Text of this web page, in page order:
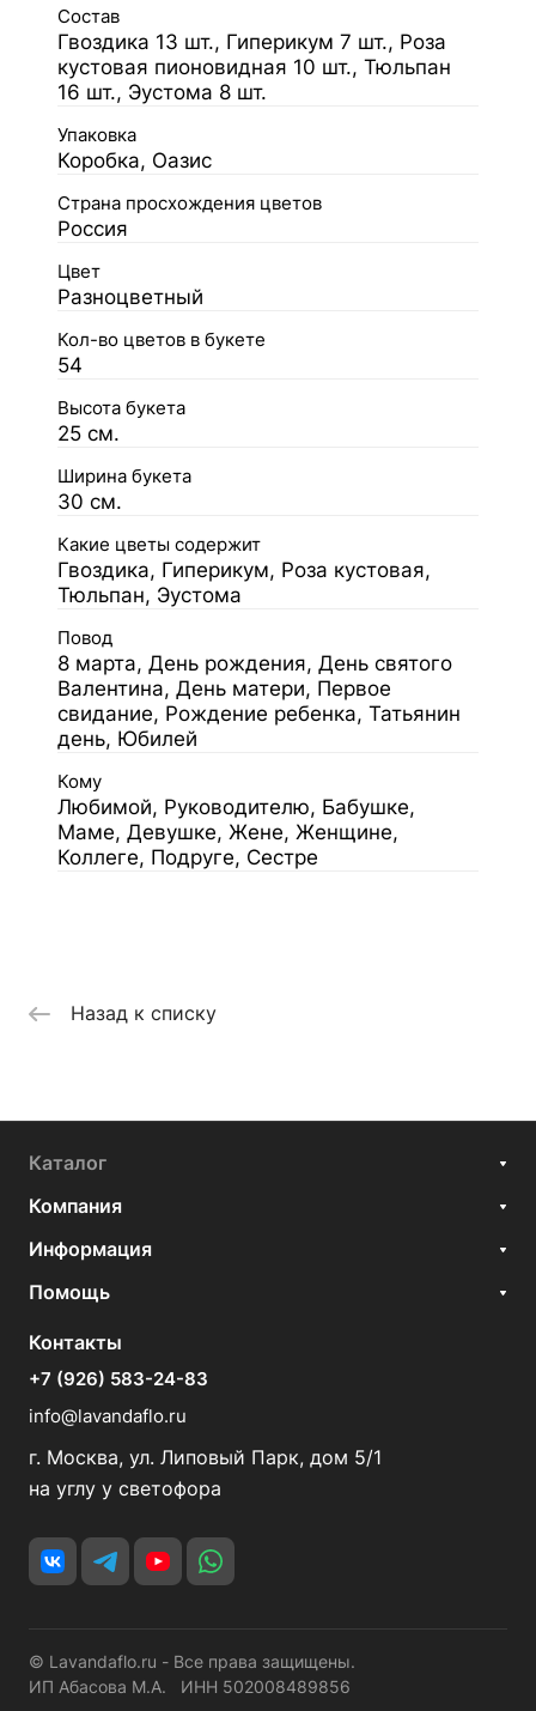
Состав
Гвоздика 13 шт., Гиперикум 7 шт., Роза
кустовая пионовидная 10 шт., Тюльпан
16 шт., Эустома 8 шт.
Упаковка
Коробка, Оазис
Страна просхождения цветов
Россия
Цвет
Разноцветный
Кол-во цветов в букете
54
Высота букета
25 см.
Ширина букета
30 см.
Какие цветы содержит
Гвоздика, Гиперикум, Роза кустовая,
Тюльпан, Эустома
Повод
8 марта, День рождения, День святого
Валентина, День матери, Первое
свидание, Рождение ребенка, Татьянин
день, Юбилей
Кому
Любимой, Руководителю, Бабушке,
Маме, Девушке, Жене, Женщине,
Коллеге, Подруге, Сестре
Назад к списку
Каталог
Компания
Информация
Помощь
Контакты
+7 (926) 583-24-83
info@lavandaflo.ru
г. Москва, ул. Липовый Парк, дом 5/1
на углу у светофора
© Lavandaflo.ru - Все права защищены.
ИП Абасова М.А. ИНН 502008489856